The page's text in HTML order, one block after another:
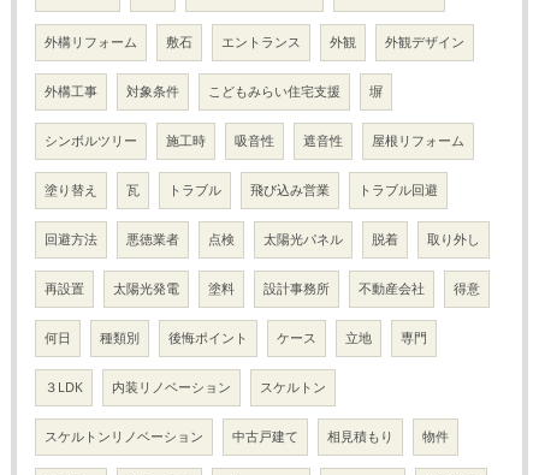
外構リフォーム 敷石 エントランス 外観 外観デザイン
外構工事 対象条件 こどもみらい住宅支援 塀
シンボルツリー 施工時 吸音性 遮音性 屋根リフォーム
塗り替え 瓦 トラブル 飛び込み営業 トラブル回避
回避方法 悪徳業者 点検 太陽光パネル 脱着 取り外し
再設置 太陽光発電 塗料 設計事務所 不動産会社 得意
何日 種類別 後悔ポイント ケース 立地 専門
３LDK 内装リノベーション スケルトン
スケルトンリノベーション 中古戸建て 相見積もり 物件